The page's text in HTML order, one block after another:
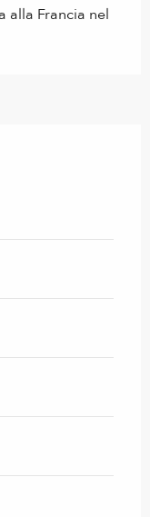
alla Francia nel